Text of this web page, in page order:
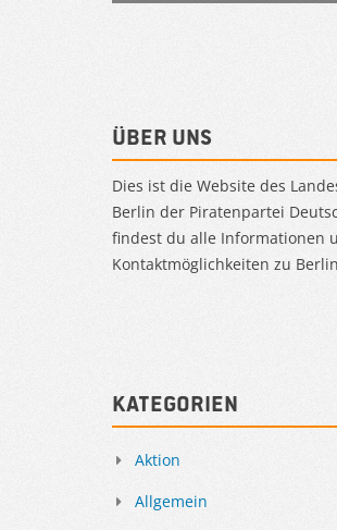
Über uns
Dies ist die Website des
Berlin der Piratenpartei
findest du alle Informationen
Kontaktmöglichkeiten zu
Kategorien
Aktion
Allgemein